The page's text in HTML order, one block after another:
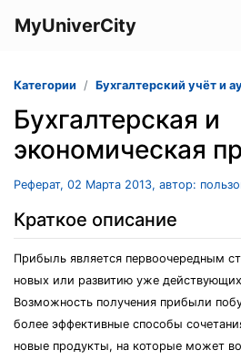
MyUniverCity
Категории Бухгалтерский учёт и
Бухгалтерская и
экономическая
Реферат, 02 Марта 2013, автор:
Краткое описание
Прибыль является первоочередным
новых или развитию уже
Возможность получения прибыли
более эффективные способы
новые продукты, на которые может